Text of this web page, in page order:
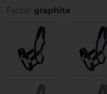
Farbe: graphite